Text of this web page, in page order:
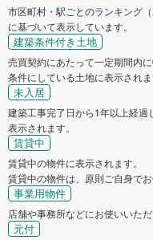
市区町村・駅ごとのランキング
に基づいて表示しています。
建築条件付き土地
売買契約にあたって一定期間内
条件にしている土地に表示されま
未入居
建築工事完了日から1年以上経
表示されます。
賃貸中
賃貸中の物件に表示されます。
賃貸中の物件は、原則ご自身で
事業用物件
店舗や事務所などにお使いいた
元付